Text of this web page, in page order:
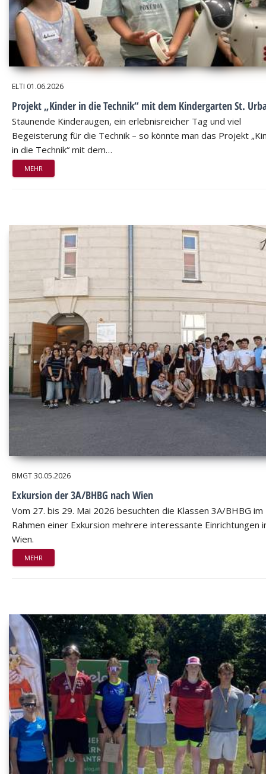
ELTI 01.06.2026
Projekt „Kinder in die Technik“ mit dem Kindergarten St.
Staunende Kinderaugen, ein erlebnisreicher Tag und viel
Begeisterung für die Technik – so könnte man das Projekt
in die Technik“ mit dem…
MEHR
BMGT30.05.2026
Exkursion der 3A/BHBG nach Wien
Vom 27. bis 29. Mai 2026 besuchten die Klassen 3A/BHBG im
Rahmen einer Exkursion mehrere interessante Einrichtungen
Wien.
MEHR